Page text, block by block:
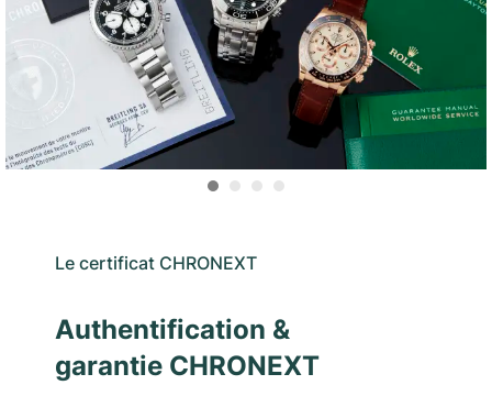
Le certificat CHRONEXT
Authentification &
garantie CHRONEXT